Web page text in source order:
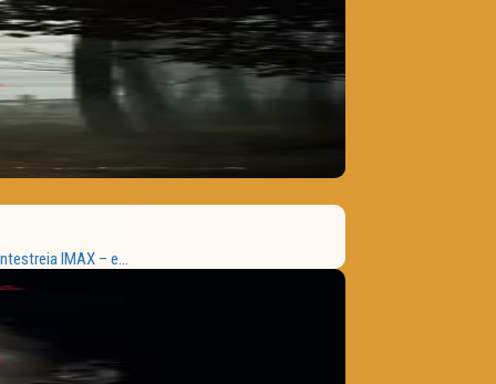
IMAX – e...